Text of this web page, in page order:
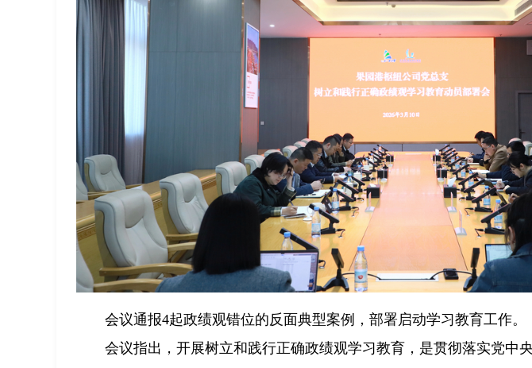
会议通报4起政绩观错位的反面典型案例，部署启动学习教育工作。
会议指出，开展树立和践行正确政绩观学习教育，是贯彻落实党中